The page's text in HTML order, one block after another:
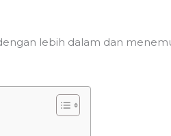
lebih dalam dan